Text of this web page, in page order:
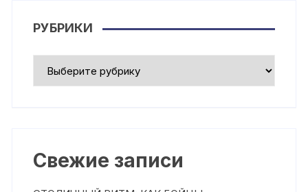
РУБРИКИ
Свежие записи